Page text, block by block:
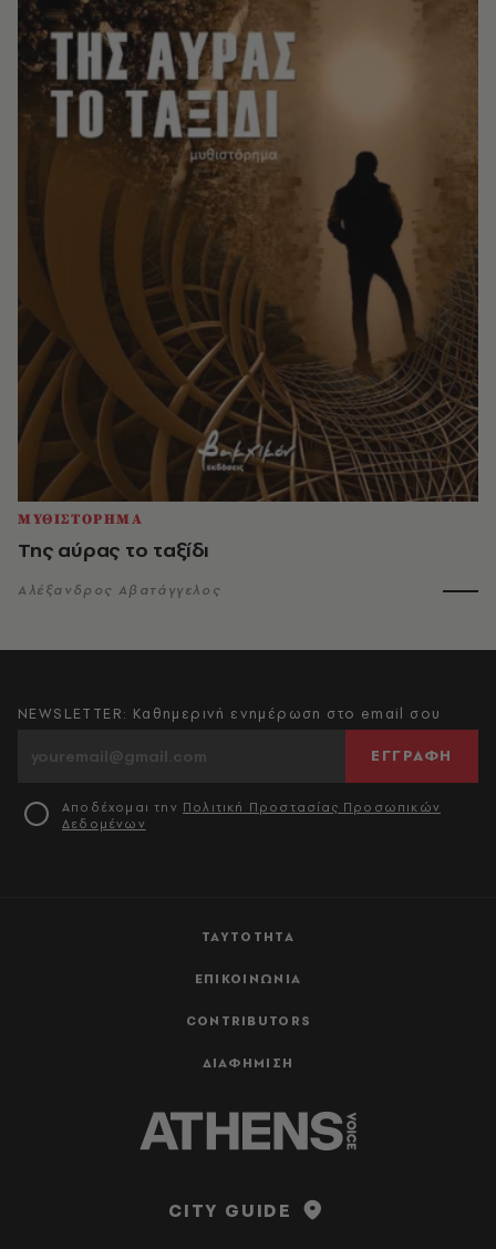
ΜΥΘΙΣΤΟΡΗΜΑ
Της αύρας το ταξίδι
Αλέξανδρος Αβατάγγελος
ΤΑΥΤΟΤΗΤΑ
ΕΠΙΚΟΙΝΩΝΙΑ
CONTRIBUTORS
ΔΙΑΦΗΜΙΣΗ
NEWSLETTER: Καθημερινή ενημέρωση στο email σου
ΕΓΓΡΑΦΗ
Αποδέχομαι την Πολιτική Προστασίας Προσωπικών
Δεδομένων
CITY GUIDE